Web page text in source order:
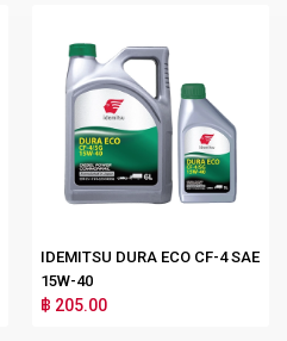
IDEMITSU DURA ECO CF-4 SAE
15W-40
฿ 205.00